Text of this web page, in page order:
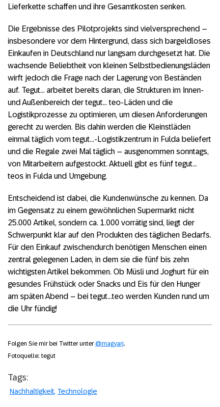
Lieferkette schaffen und ihre Gesamtkosten senken.
Die Ergebnisse des Pilotprojekts sind vielversprechend –
insbesondere vor dem Hintergrund, dass sich bargeldloses
Einkaufen in Deutschland nur langsam durchgesetzt hat. Die
wachsende Beliebtheit von kleinen Selbstbedienungsläden
wirft jedoch die Frage nach der Lagerung von Beständen
auf. Tegut… arbeitet bereits daran, die Strukturen im Innen-
und Außenbereich der tegut… teo-Läden und die
Logistikprozesse zu optimieren, um diesen Anforderungen
gerecht zu werden. Bis dahin werden die Kleinstläden
einmal täglich vom tegut…-Logistikzentrum in Fulda beliefert
und die Regale zwei Mal täglich – ausgenommen sonntags,
von Mitarbeitern aufgestockt. Aktuell gibt es fünf tegut…
teos in Fulda und Umgebung.
Entscheidend ist dabei, die Kundenwünsche zu kennen. Da
im Gegensatz zu einem gewöhnlichen Supermarkt nicht
25.000 Artikel, sondern ca. 1.000 vorrätig sind, liegt der
Schwerpunkt klar auf den Produkten des täglichen Bedarfs.
Für den Einkauf zwischendurch benötigen Menschen einen
zentral gelegenen Laden, in dem sie die fünf bis zehn
wichtigsten Artikel bekommen. Ob Müsli und Joghurt für ein
gesundes Frühstück oder Snacks und Eis für den Hunger
am späten Abend – bei tegut…teo werden Kunden rund um
die Uhr fündig!
Folgen Sie mir bei Twitter unter @magyarj.
Fotoquelle: tegut
Tags:
Nachhaltigkeit Technologie